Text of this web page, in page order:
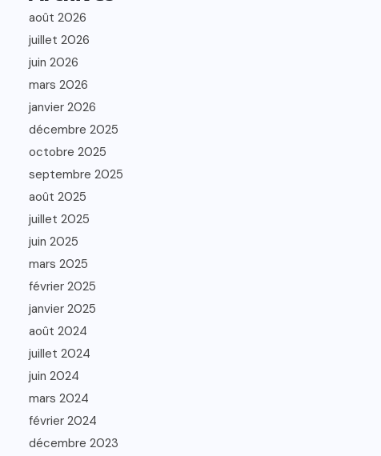
août 2026
juillet 2026
juin 2026
mars 2026
janvier 2026
décembre 2025
octobre 2025
septembre 2025
août 2025
juillet 2025
juin 2025
mars 2025
février 2025
janvier 2025
août 2024
juillet 2024
juin 2024
mars 2024
février 2024
décembre 2023